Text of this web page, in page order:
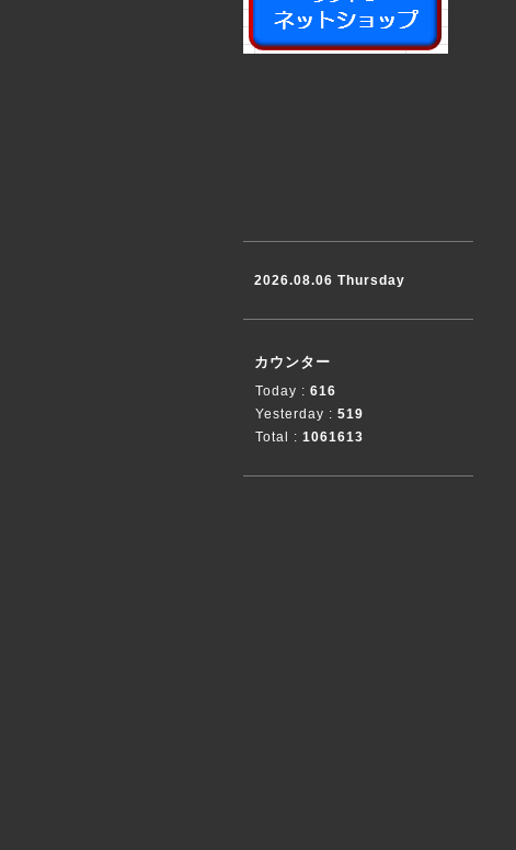
2026.08.06 Thursday
カウンター
Today : 616
Yesterday : 519
Total : 1061613